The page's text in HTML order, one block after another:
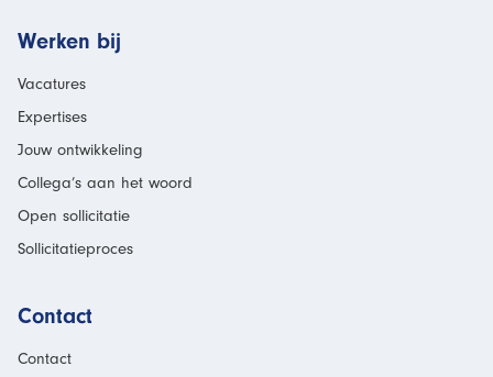
Werken bij
Vacatures
Expertises
Jouw ontwikkeling
Collega’s aan het woord
Open sollicitatie
Sollicitatieproces
Contact
Contact